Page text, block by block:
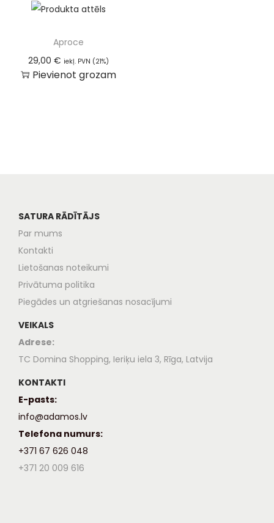
Aproce
29,00 € iekļ. PVN (21%)
Pievienot grozam
SATURA RĀDĪTĀJS
Par mums
Kontakti
Lietošanas noteikumi
Privātuma politika
Piegādes un atgriešanas nosacījumi
VEIKALS
Adrese:
TC Domina Shopping, Ieriķu iela 3, Rīga, Latvija
KONTAKTI
E-pasts:
info@adamos.lv
Telefona numurs:
+371 67 626 048
+371 20 009 616